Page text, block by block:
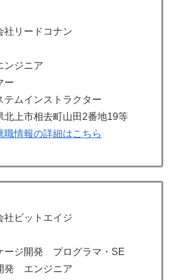
社リードコナン
ンジニア
ー
テムインストラクター
北上市相去町山田2番地19等
職情報の詳細はこちら
社ビットエイジ
ージ開発 プログラマ・SE
発 エンジニア